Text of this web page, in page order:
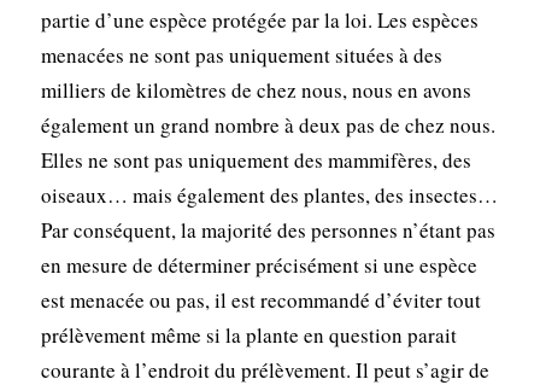
partie d’une espèce protégée par la loi. Les espèces
menacées ne sont pas uniquement situées à des
milliers de kilomètres de chez nous, nous en avons
également un grand nombre à deux pas de chez nous.
Elles ne sont pas uniquement des mammifères, des
oiseaux… mais également des plantes, des insectes…
Par conséquent, la majorité des personnes n’étant pas
en mesure de déterminer précisément si une espèce
est menacée ou pas, il est recommandé d’éviter tout
prélèvement même si la plante en question parait
courante à l’endroit du prélèvement. Il peut s’agir de